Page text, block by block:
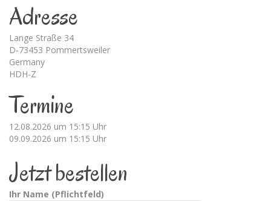
Adresse
Lange Straße 34
D-73453 Pommertsweiler
Germany
HDH-Z
Termine
12.08.2026 um 15:15 Uhr
09.09.2026 um 15:15 Uhr
Jetzt bestellen
Ihr Name (Pflichtfeld)